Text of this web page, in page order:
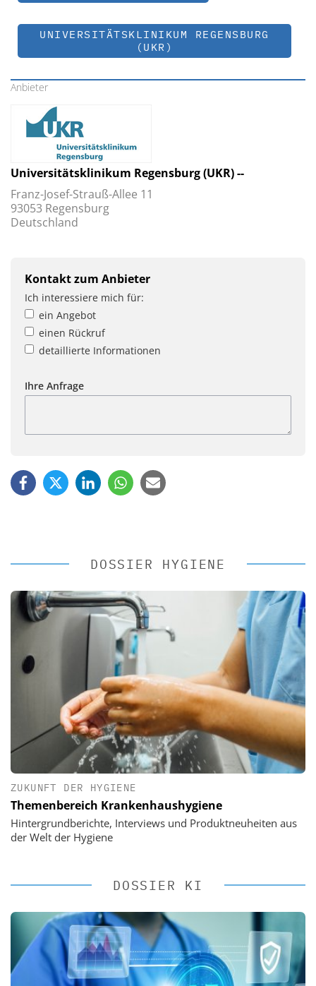
UNIVERSITÄTSKLINIKUM REGENSBURG
(UKR)
Anbieter
Universitätsklinikum Regensburg (UKR) --
Franz-Josef-Strauß-Allee 11
93053 Regensburg
Deutschland
Kontakt zum Anbieter
Ich interessiere mich für:
ein Angebot
einen Rückruf
detaillierte Informationen
Ihre Anfrage
DOSSIER HYGIENE
ZUKUNFT DER HYGIENE
Themenbereich Krankenhaushygiene
Hintergrundberichte, Interviews und Produktneuheiten aus
der Welt der Hygiene
DOSSIER KI